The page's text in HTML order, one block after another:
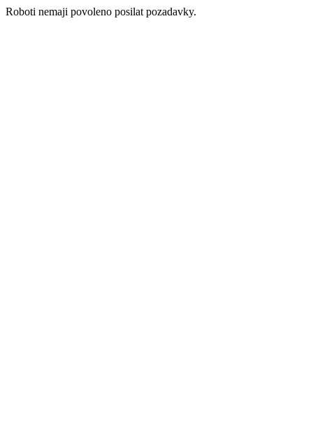
Roboti nemaji povoleno posilat pozadavky.